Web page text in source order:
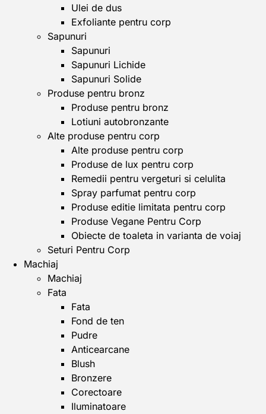
Ulei de dus
Exfoliante pentru corp
Sapunuri
Sapunuri
Sapunuri Lichide
Sapunuri Solide
Produse pentru bronz
Produse pentru bronz
Lotiuni autobronzante
Alte produse pentru corp
Alte produse pentru corp
Produse de lux pentru corp
Remedii pentru vergeturi si celulita
Spray parfumat pentru corp
Produse editie limitata pentru corp
Produse Vegane Pentru Corp
Obiecte de toaleta in varianta de voiaj
Seturi Pentru Corp
Machiaj
Machiaj
Fata
Fata
Fond de ten
Pudre
Anticearcane
Blush
Bronzere
Corectoare
Iluminatoare